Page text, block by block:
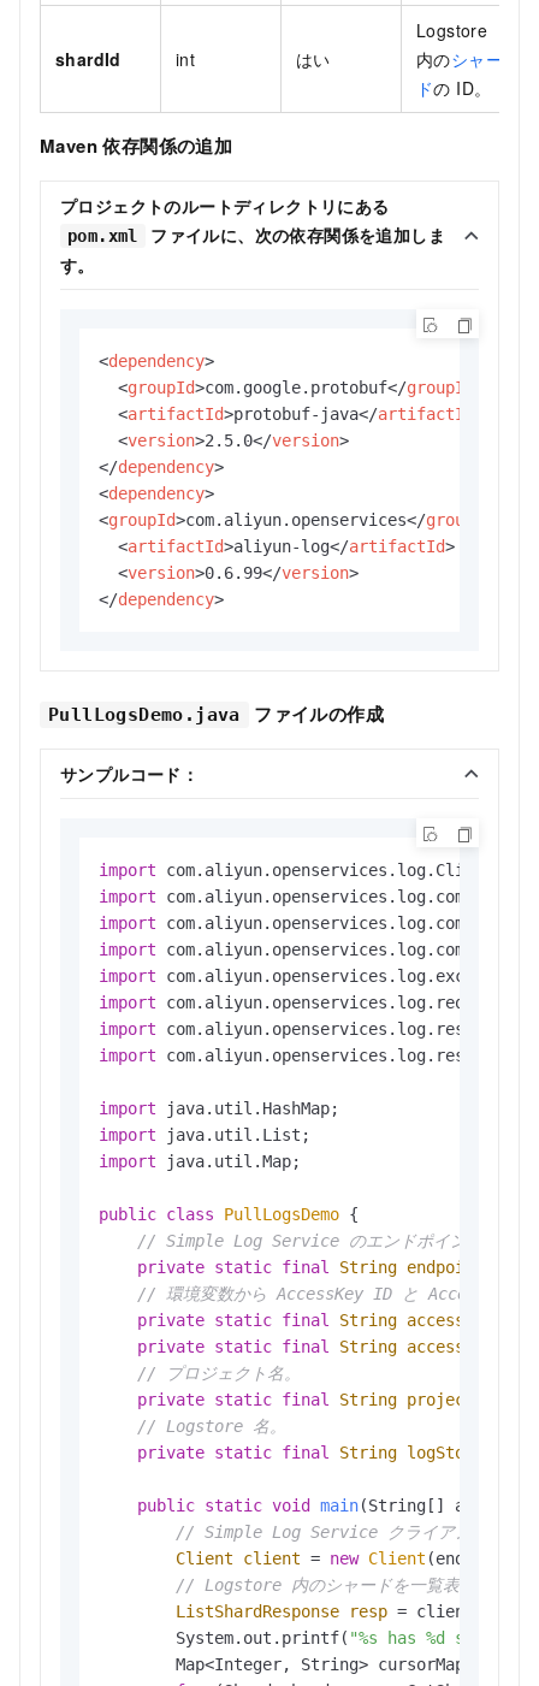
shardId int はい
Logstore
内のシャー
ドの ID。
Maven 依存関係の追加
プロジェクトのルートディレクトリにある
pom.xml
ファイルに、次の依存関係を追加しま
す。
<dependency>
<groupId>com.google.protobuf</groupId
<artifactId>protobuf-java</artifactId
<version>2.5.0</version>
</dependency>
<dependency>
<groupId>com.aliyun.openservices</groupId
<artifactId>aliyun-log</artifactId>
<version>0.6.99</version>
</dependency>
PullLogsDemo.java ファイルの作成
サンプルコード：
import
import
import
import
import
import
import
import
import
import
import java.util.Map;
public class PullLogsDemo {
// Simple Log Service のエンドポイント。この例
private static final String endpoint
// 環境変数から AccessKey ID と AccessKey
private static final String accessKeyId
private static final String
// プロジェクト名。
private static final String project
// Logstore 名。
private static final String logStore
public static void main(String[] args)
// Simple Log Service クライアントを作成
Client
client = new Client (endpoint,
// Logstore 内のシャードを一覧表示します
ListShardResponse
resp =
        System.out.printf(
"%s has %d
        Map<Integer, String> cursorMap =